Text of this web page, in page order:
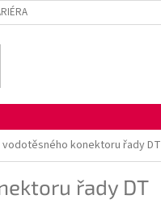
vodotěsného konektoru řady DT
řady DT